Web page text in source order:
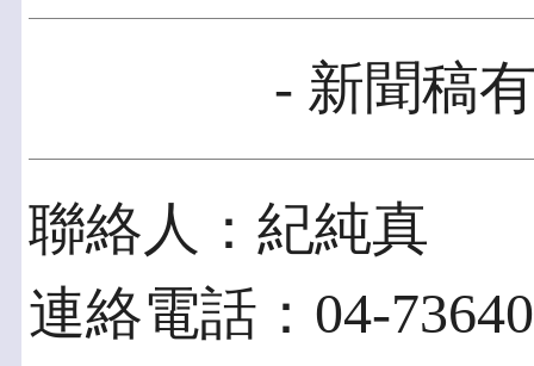
- 新聞稿
聯絡人：紀純真
連絡電話：04-